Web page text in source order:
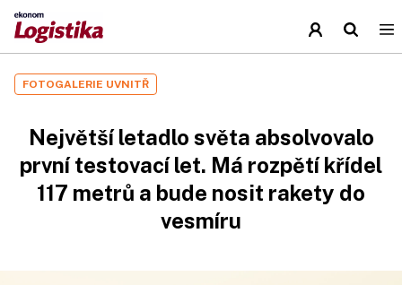
FOTOGALERIE UVNITŘ
Největší letadlo světa absolvovalo
první testovací let. Má rozpětí křídel
117 metrů a bude nosit rakety do
vesmíru